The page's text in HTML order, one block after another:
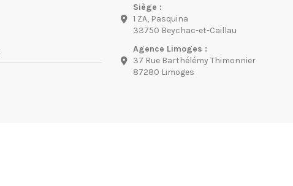
Siège :
1 ZA, Pasquina
33750 Beychac-et-Caillau
Agence Limoges :
37 Rue Barthélémy Thimonnier
87280 Limoges